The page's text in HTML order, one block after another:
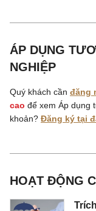
ÁP DỤNG
NGHIỆP
Quý khách cần đăng
cao để xem Áp dụng
khoản? Đăng ký tại
HOẠT ĐỘNG